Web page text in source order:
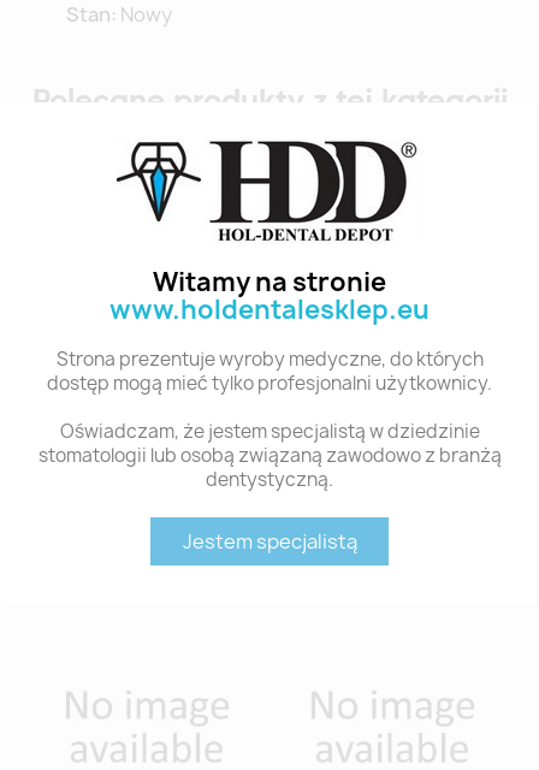
Witamy na stronie
www.holdentalesklep.eu
Strona prezentuje wyroby medyczne, do których
dostęp mogą mieć tylko profesjonalni użytkownicy.
Oświadczam, że jestem specjalistą w dziedzinie
stomatologii lub osobą związaną zawodowo z branżą
dentystyczną.
Jestem specjalistą
Stan: Nowy
Polecane produkty z tej kategorii
Szybki podgląd SML 4200-INT-1 N.ERA BRUSH INTENSO 1
230,67 zł
Dodaj do koszyka
Szybki podgląd P0483 VINTAGE PRO CORR. 15G CPM
Dodaj do koszyka